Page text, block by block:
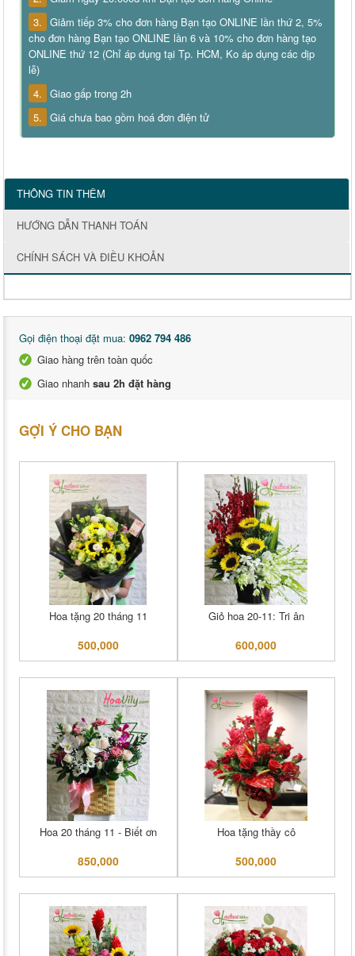
3. Giảm tiếp 3% cho đơn hàng Bạn tạo ONLINE lần thứ 2, 5%
cho đơn hàng Bạn tạo ONLINE lần 6 và 10% cho đơn hàng tạo
ONLINE thứ 12 (Chỉ áp dụng tại Tp. HCM, Ko áp dụng các dịp
lễ)
4. Giao gấp trong 2h
5. Giá chưa bao gồm hoá đơn điện tử
THÔNG TIN THÊM
HƯỚNG DẪN THANH TOÁN
CHÍNH SÁCH VÀ ĐIỀU KHOẢN
Gọi điện thoại đặt mua: 0962 794 486
Giao hàng trên toàn quốc
Giao nhanh sau 2h đặt hàng
GỢI Ý CHO BẠN
Hoa tặng 20 tháng 11
500,000
Giỏ hoa 20-11: Tri ân
600,000
Hoa 20 tháng 11 - Biết ơn
850,000
Hoa tặng thầy cô
500,000